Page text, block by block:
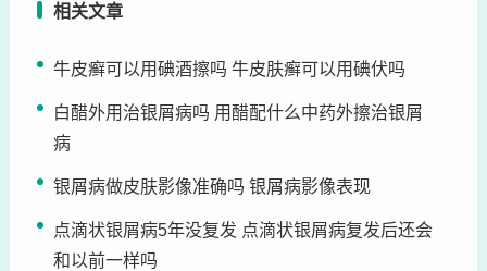
相关文章
牛皮癣可以用碘酒擦吗 牛皮肤癣可以用碘伏吗
白醋外用治银屑病吗 用醋配什么中药外擦治银屑
病
银屑病做皮肤影像准确吗 银屑病影像表现
点滴状银屑病5年没复发 点滴状银屑病复发后还会
和以前一样吗